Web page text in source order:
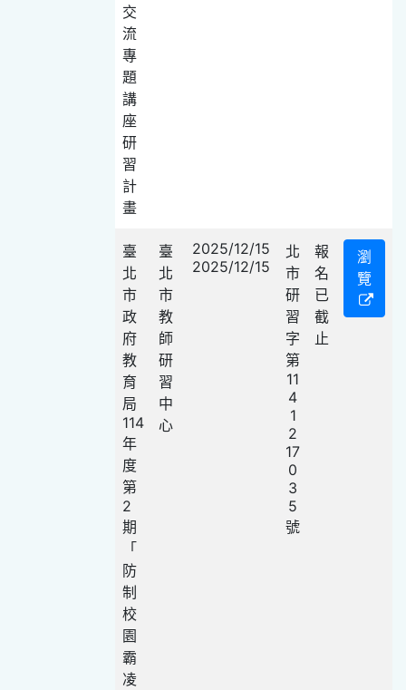
交
流
專
題
講
座
研
習
計
畫
臺
北
市
政
府
教
育
局
114
年
度
第
2
期
「
防
制
校
園
霸
凌
臺
北
市
教
師
研
習
中
心
2025/12/15
2025/12/15
北
市
研
習
字
第
11
4
1
2
17
0
3
5
號
報
名
已
截
止
瀏
覽